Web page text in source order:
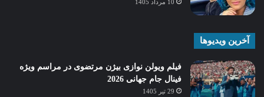
10 مرداد 1405
آخرین ویدیوها
فیلم ویولن نوازی بیژن مرتضوی در مراسم ویژه
فینال جام جهانی 2026
29 تیر 1405